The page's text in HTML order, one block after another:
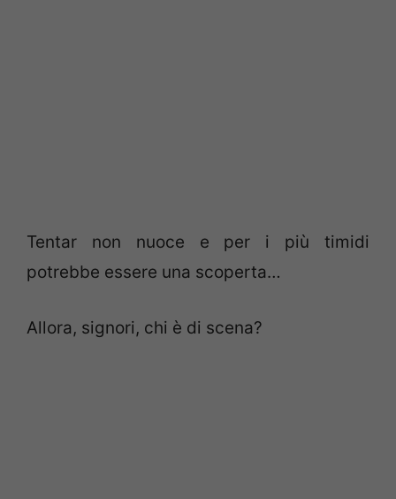
Tentar non nuoce e per i più timidi
potrebbe essere una scoperta…
Allora, signori, chi è di scena?